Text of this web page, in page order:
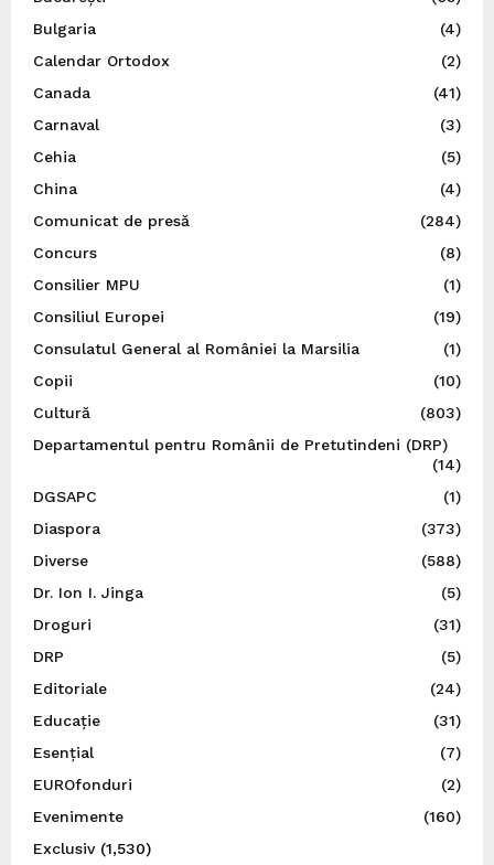
Bulgaria
(4)
Calendar Ortodox
(2)
Canada
(41)
Carnaval
(3)
Cehia
(5)
China
(4)
Comunicat de presă
(284)
Concurs
(8)
Consilier MPU
(1)
Consiliul Europei
(19)
Consulatul General al României la Marsilia
(1)
Copii
(10)
Cultură
(803)
Departamentul pentru Românii de Pretutindeni (DRP)
(14)
DGSAPC
(1)
Diaspora
(373)
Diverse
(588)
Dr. Ion I. Jinga
(5)
Droguri
(31)
DRP
(5)
Editoriale
(24)
Educație
(31)
Esențial
(7)
EUROfonduri
(2)
Evenimente
(160)
Exclusiv(1,530)